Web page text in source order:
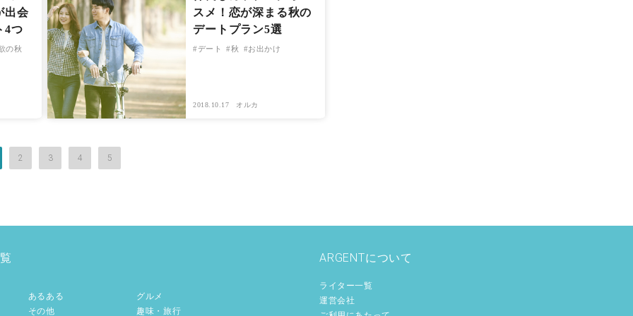
出会
4つ
の秋
スメ！恋が深まる秋の
デートプラン5選
デート 秋 お出かけ
2018.10.17 オルカ
2 3 4 5
あるある
その他
グルメ
趣味・旅行
ARGENTについて
ライター一覧
運営会社